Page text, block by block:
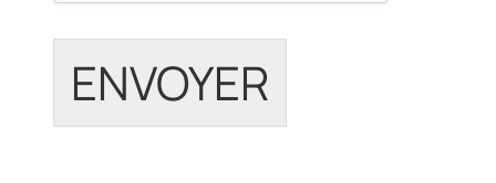
ENVOYER